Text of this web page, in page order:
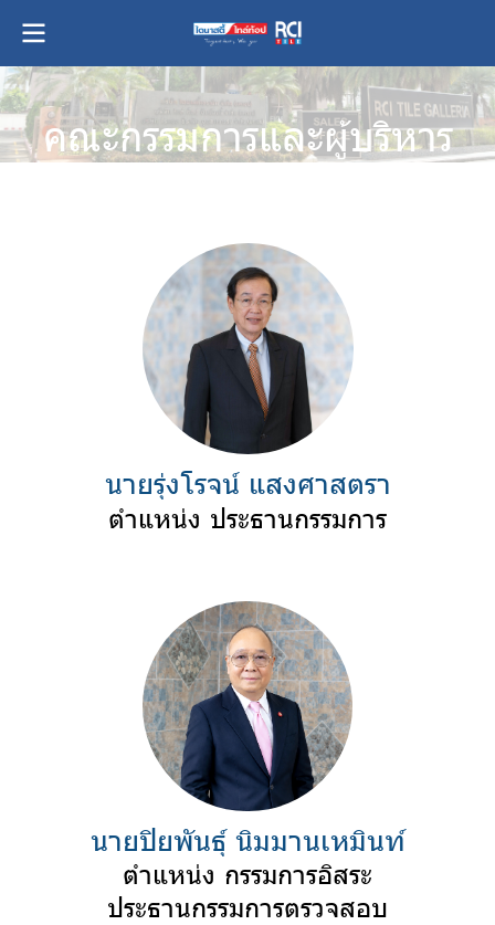
คณะกรรมการและผู้บริหาร
นายรุ่งโรจน์ แสงศาสตรา
ตำแหน่ง ประธานกรรมการ
นายปิยพันธุ์ นิมมานเหมินท์
ตำแหน่ง กรรมการอิสระ
ประธานกรรมการตรวจสอบ